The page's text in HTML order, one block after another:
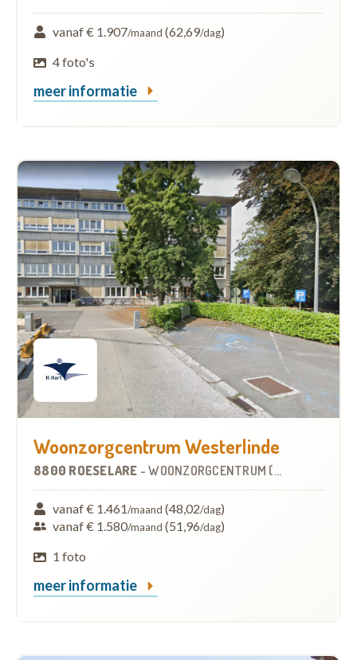
vanaf € 1.907/maand (62,69/dag)
4 foto's
meer informatie
Woonzorgcentrum Westerlinde
8800 ROESELARE -WOONZORGCENTRUM (WZC)
vanaf € 1.461/maand (48,02/dag)
vanaf € 1.580/maand (51,96/dag)
1 foto
meer informatie